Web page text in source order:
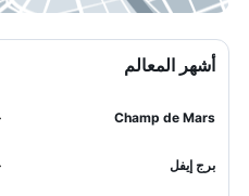
أشهر المعالم
Champ de Mars
برج إيفل